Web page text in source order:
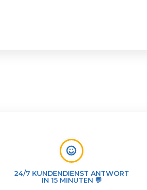
24/7 KUNDENDIENST ANTWORT
IN 15 MINUTEN 💬